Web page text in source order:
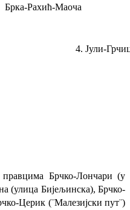
Брка-Рахић-Маоча
4. Јули-
Брчко-Лончари (у
(улица Бијељинска), Брчко-
Церик (¨Малезијски пут¨)